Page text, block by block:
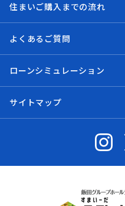
住まいご購入までの流れ
よくあるご質問
ローンシミュレーション
サイトマップ